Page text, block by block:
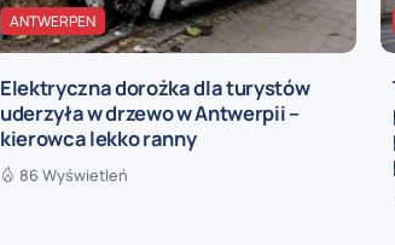
ANTWERPEN
Elektryczna dorożka dla turystów
uderzyła w drzewo w Antwerpii –
kierowca lekko ranny
86 Wyświetleń